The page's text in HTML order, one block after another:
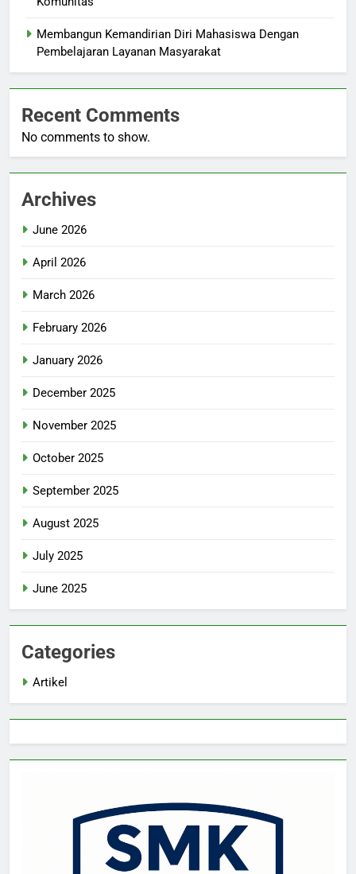
Membangun Kemandirian Diri Mahasiswa Dengan
Pembelajaran Layanan Masyarakat
Recent Comments
No comments to show.
Archives
June 2026
April 2026
March 2026
February 2026
January 2026
December 2025
November 2025
October 2025
September 2025
August 2025
July 2025
June 2025
Categories
Artikel